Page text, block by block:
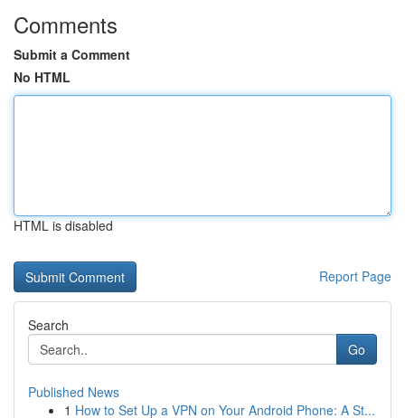
Comments
Submit a Comment
No HTML
HTML is disabled
Report Page
Search
Go
Published News
1 How to Set Up a VPN on Your Android Phone: A St...